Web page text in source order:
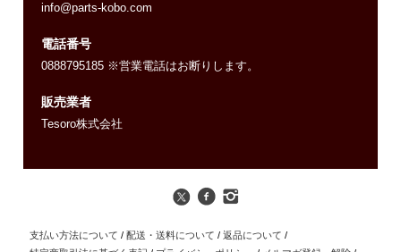
info@parts-kobo.com
電話番号
0888795185 ※営業電話はお断りします。
販売業者
Tesoro株式会社
支払い方法について / 配送・送料について / 返品について /